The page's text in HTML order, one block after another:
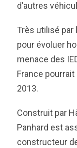
d’autres
Très utilisé par
pour évoluer
menace des
France
2013.
Construit par
Panhard est
constructeur